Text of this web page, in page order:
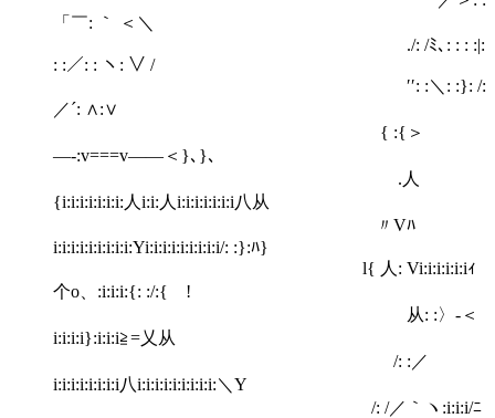
「￣: ｀ ＜＼
./: /ﾐ､: : : :|:
: :／: : ヽ: ∨ /
′′: :＼: :}: /:
／´: ∧:∨
{ :{＞
―‐:v===v――＜}､}、
.人
{i:i:i:i:i:i:i:人i:i:人i:i:i:i:i:i:i八从
〃Vﾊ
i:i:i:i:i:i:i:i:i:Yi:i:i:i:i:i:i:i:i/: :}:ﾊ}
l{ 人: Vi:i:i:i:i:iｨ
个o、:i:i:i:{: :/:{ !
从: :〉-＜
i:i:i:i}:i:i:i≧=乂从
/: :／
i:i:i:i:i:i:i:i八i:i:i:i:i:i:i:i:i:＼Y
/: /／｀ヽ:i:i:i/ﾆ